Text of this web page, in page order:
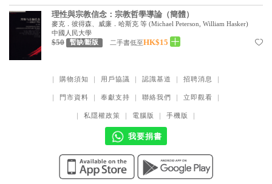
信徒生活
教會事工
社會／倫理
哲學／宗教比較
童書
理性與宗教信念：宗教哲學導論（簡體）
麥克．彼得森、威廉．哈斯克 等 (Michael Peterson, William Hasker)
中國人民大學
$50 暫缺/斷版 二手書低至HK$15
｜ 購物須知 ｜ 用戶協議 ｜ 認識基道 ｜ 招聘消息 ｜
｜ 門市資料 ｜ 奉獻支持 ｜ 聯絡我們 ｜ 立即觀看 ｜
｜ 私隱權政策 ｜ 電腦版 ｜ 手機版 ｜
我要捐書